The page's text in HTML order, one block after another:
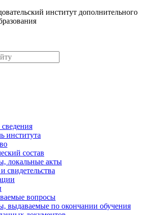
институт дополнительного
института
состав
локальные акты
свидетельства
вопросы
выдаваемые по окончании обучения